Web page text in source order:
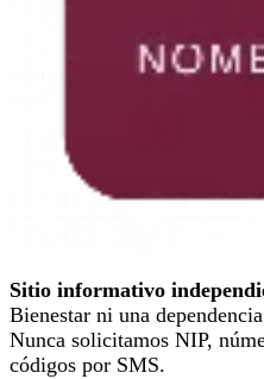
Sitio informativo
Bienestar ni una
Nunca solicitamos NIP,
códigos por SMS.